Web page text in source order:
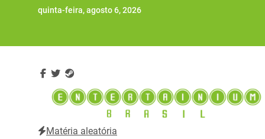
quinta-feira, agosto 6, 2026
Matéria aleatória